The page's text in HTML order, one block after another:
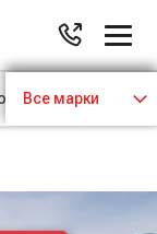
(8) Kaiyi (4)
Все марки